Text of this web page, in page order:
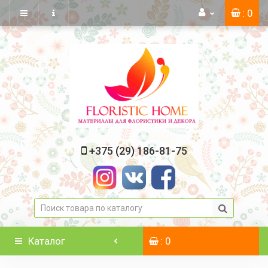
: 0
+375 (29) 186-81-75
Каталог : 0